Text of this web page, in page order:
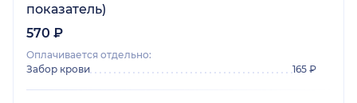
показатель)
570 ₽
Оплачивается отдельно:
Забор крови
165 ₽